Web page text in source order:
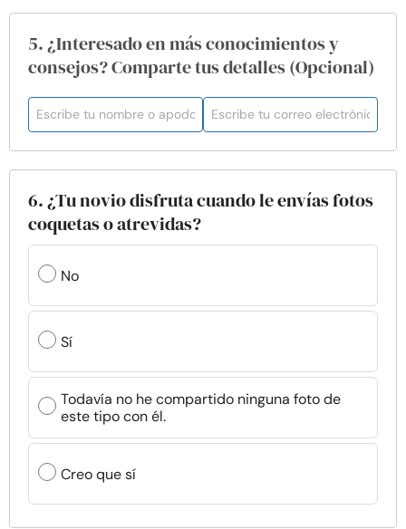
5. ¿Interesado en más conocimientos y
consejos? Comparte tus detalles (Opcional)
6. ¿Tu novio disfruta cuando le envías fotos
coquetas o atrevidas?
No
Sí
Todavía no he compartido ninguna foto de
este tipo con él.
Creo que sí